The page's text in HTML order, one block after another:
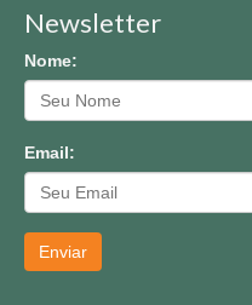
Newsletter
Nome:
Email:
Enviar